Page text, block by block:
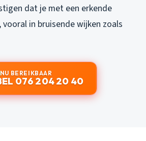
dat je met een erkende
in bruisende wijken zoals
NU BEREIKBAAR
076 204 20 40